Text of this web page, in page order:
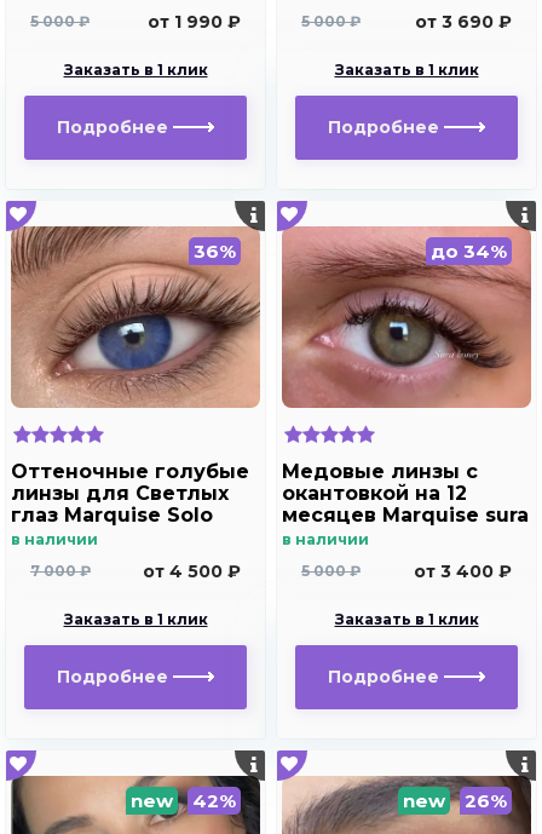
5 000 ₽
от 1 990 ₽
Заказать в 1 клик
Подробнее
5 000 ₽
от 3 690 ₽
Заказать в 1 клик
Подробнее
36%
Оттеночные голубые
линзы для Светлых
глаз Marquise Solo
blue с отверстием
и близорукости
в наличии
7 000 ₽
от 4 500 ₽
Заказать в 1 клик
Подробнее
до 34%
Медовые линзы с
окантовкой на 12
месяцев Marquise sura
Honey
в наличии
5 000 ₽
от 3 400 ₽
Заказать в 1 клик
Подробнее
new 42% new 26%